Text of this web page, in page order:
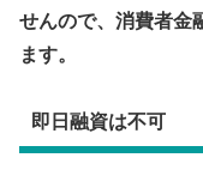
せんので、消費者金
ます。
即日融資は不可